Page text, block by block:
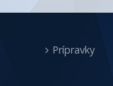
Prípravky